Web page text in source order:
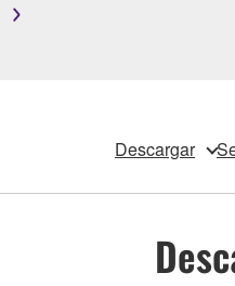
Descargar